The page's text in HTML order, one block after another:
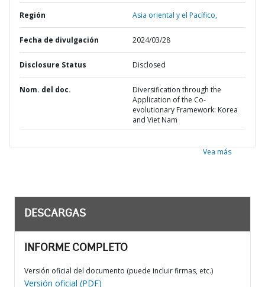
Región Asia oriental y el Pacífico,
Fecha de divulgación 2024/03/28
Disclosure Status Disclosed
Nom. del doc.
Diversification through the
Application of the Co-
evolutionary Framework: Korea
and Viet Nam
Vea más
DESCARGAS
INFORME COMPLETO
Versión oficial del documento (puede incluir firmas, etc.)
Versión oficial (PDF)